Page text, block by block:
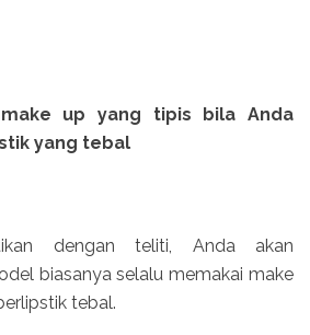
make up yang tipis bila Anda
yang tebal
dengan teliti, Anda akan
biasanya selalu memakai make
tebal.